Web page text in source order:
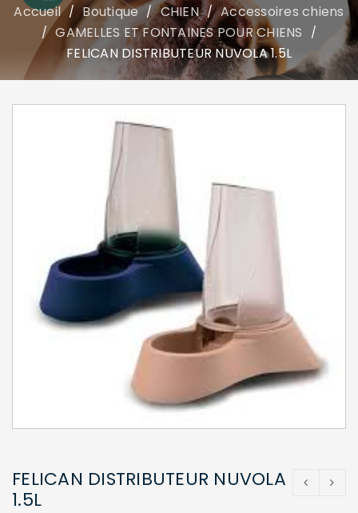
Accueil / Boutique / CHIEN / Accessoires chiens
/ GAMELLES ET FONTAINES POUR CHIENS /
FELICAN DISTRIBUTEUR NUVOLA 1.5L
FELICAN DISTRIBUTEUR NUVOLA
1.5L